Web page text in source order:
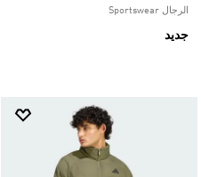
الرجال Sportswear
جديد